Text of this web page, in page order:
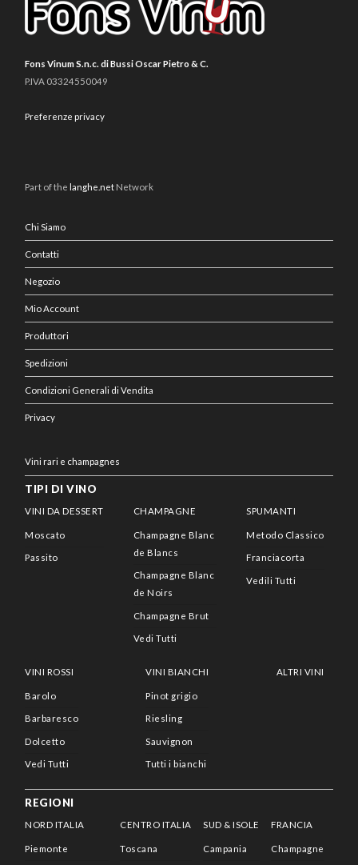
Fons Vinum S.n.c. di Bussi Oscar Pietro & C.
P.IVA 03324550049
Preferenze privacy
Part of thelanghe.net Network
Chi Siamo
Contatti
Negozio
Mio Account
Produttori
Spedizioni
Condizioni Generali di Vendita
Privacy
Vini rari e champagnes
TIPI DI VINO
VINI DA DESSERT
Moscato
Passito
CHAMPAGNE
Champagne Blanc
de Blancs
Champagne Blanc
de Noirs
Champagne Brut
Vedi Tutti
SPUMANTI
Metodo Classico
Franciacorta
Vedili Tutti
VINI ROSSI
Barolo
Barbaresco
Dolcetto
Vedi Tutti
VINI BIANCHI
Pinot grigio
Riesling
Sauvignon
Tutti i bianchi
ALTRI VINI
REGIONI
NORD ITALIA
Piemonte
CENTRO ITALIA
Toscana
SUD & ISOLE
Campania
FRANCIA
Champagne